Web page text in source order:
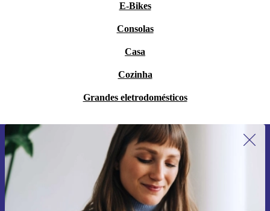
E-Bikes
Consolas
Casa
Cozinha
Grandes eletrodomésticos
Subscreve a nossa newsletter pela
primeira vez e poupa 15€!
Não percas mais nenhuma oferta.